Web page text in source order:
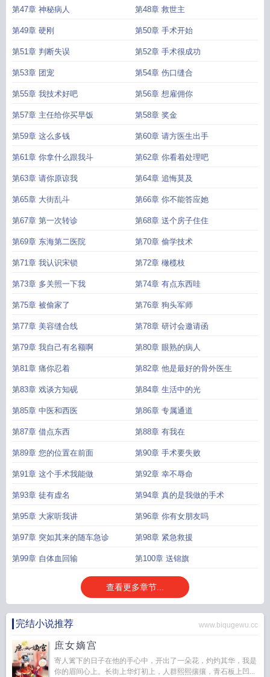
第47章 神秘病人 第48章 救世主
第49章 硬刚 第50章 手术开始
第51章 判断失误 第52章 手术很成功
第53章 团宠 第54章 伤口缝合
第55章 我技术好吧 第56章 想雇佣你
第57章 主任给你买早饭 第58章 奖金
第59章 这么多钱 第60章 请方医生出手
第61章 你拿什么跟我斗 第62章 你看着处理吧
第63章 请你原谅我 第64章 追悔莫及
第65章 大街乱斗 第66章 你不能答应她
第67章 第一次转诊 第68章 送个房子住住
第69章 东海第二医院 第70章 偷学技术
第71章 我认识宋锁 第72章 橄榄枝
第73章 多关照一下我 第74章 有点东西哇
第75章 被偷家了 第76章 狗头军师
第77章 美容缝合线 第78章 研讨会邀请函
第79章 我自己有名额啊 第80章 眼熟的病人
第81章 痛你忍着 第82章 他是最好的骨外医生
第83章 戏谈方知砚 第84章 生活中的光
第85章 中医和西医 第86章 专属通道
第87章 借点东西 第88章 有我在
第89章 您的位置在前面 第90章 手术要失败
第91章 这个手术我能做 第92章 幸不辱命
第93章 徒有虚名 第94章 真的是我做的手术
第95章 大家听我讲 第96章 你有女朋友吗
第97章 突如其来的随车急诊 第98章 紧急救援
第99章 自体血回输 第100章 送锦旗
查看更多章节...
完结小说推荐 www.biqugewu.cc
庶女嫡宫
寄人篱下的日子在他的手心中，开出了一朵花，灼灼其华，我是
你的眉间心上。长街上华灯初上，人群熙熙攘攘，青石板上凹...